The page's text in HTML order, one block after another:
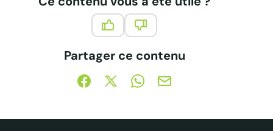
Partager ce contenu
Partager sur Facebook (nouvelle fenêtre)
Partager sur X / Twitter (nouvelle
Partager sur WhatsApp
Partager par mail